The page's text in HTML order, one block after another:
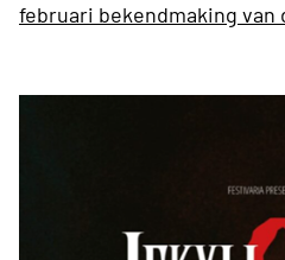
februari bekendmaking van